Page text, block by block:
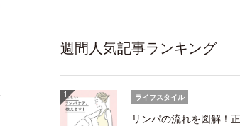
週間人気記事ランキング
ライフスタイル
リンパの流れを図解！